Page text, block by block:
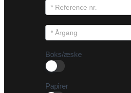
Boks/æske
Papirer